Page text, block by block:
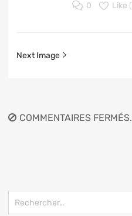
0 Like (
Next Image
COMMENTAIRES FERMÉS.